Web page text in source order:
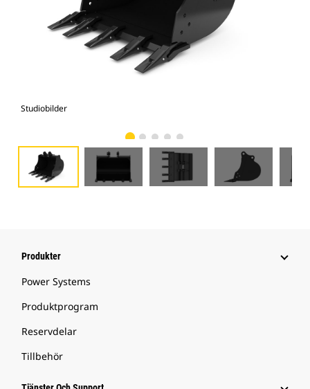
Studiobilder
Produkter
Power Systems
Produktprogram
Reservdelar
Tillbehör